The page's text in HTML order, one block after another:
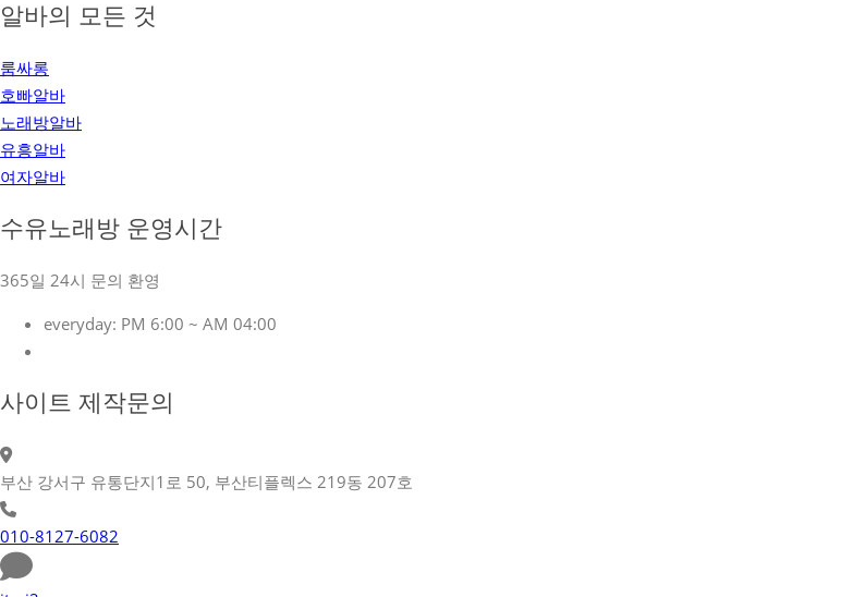
알바의 모든 것
룸싸롱
호빠알바
노래방알바
유흥알바
여자알바
수유노래방 운영시간
365일 24시 문의 환영
everyday: PM 6:00 ~ AM 04:00
사이트 제작문의
부산 강서구 유통단지1로 50, 부산티플렉스 219동 207호
010-8127-6082